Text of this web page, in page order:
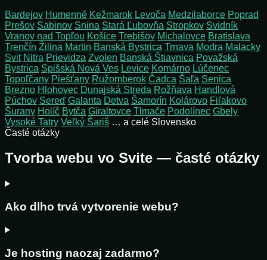
Bardejov Humenné Kežmarok Levoča Medzilaborce Poprad
Prešov Sabinov Snina Stará Ľubovňa Stropkov Svidník
Vranov nad Topľou Košice Trebišov Michalovce Bratislava
Trenčín Žilina Martin Banská Bystrica Trnava Modra Malacky
Svit Nitra Prievidza Zvolen Banská Štiavnica Považská
Bystrica Spišská Nová Ves Levice Komárno Lúčenec
Topoľčany Piešťany Ružomberok Čadca Šaľa Senica
Brezno Hlohovec Dunajská Streda Rožňava Handlová
Púchov Sereď Galanta Detva Šamorín Kolárovo Fiľakovo
Šurany Holíč Bytča Giraltovce Tlmače Podolínec Gbely
Vysoké Tatry Veľký Šariš … a celé Slovensko
Časté otázky
Tvorba webu vo Svite — časté otázky
Ako dlho trvá vytvorenie webu?
Je hosting naozaj zadarmo?